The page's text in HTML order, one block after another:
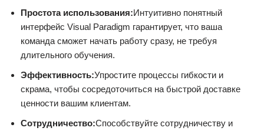
Простота использования:Интуитивно понятный
интерфейс Visual Paradigm гарантирует, что ваша
команда сможет начать работу сразу, не требуя
длительного обучения.
Эффективность:Упростите процессы гибкости и
скрама, чтобы сосредоточиться на быстрой доставке
ценности вашим клиентам.
Сотрудничество:Способствуйте сотрудничеству и